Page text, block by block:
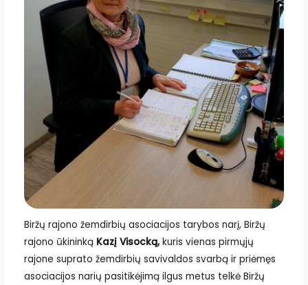
Biržų rajono žemdirbių asociacijos tarybos narį, Biržų
rajono ūkininką Kazį Visocką,kuris vienas pirmųjų
rajone suprato žemdirbių savivaldos svarbą ir priėmęs
asociacijos narių pasitikėjimą ilgus metus telkė Biržų